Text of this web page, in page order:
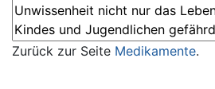
Zurück zur Seite Medikamente.